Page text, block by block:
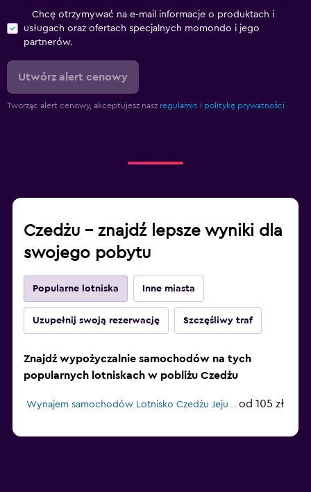
Chcę otrzymywać na e-mail informacje o produktach i
usługach oraz ofertach specjalnych momondo i jego
partnerów.
Utwórz alert cenowy
Tworząc alert cenowy, akceptujesz nasz regulamin i politykę prywatności.
Czedżu – znajdź lepsze wyniki dla
swojego pobytu
Popularne lotniska Inne miasta
Uzupełnij swoją rezerwację Szczęśliwy traf
Znajdź wypożyczalnie samochodów na tych
popularnych lotniskach w pobliżu Czedżu
Wynajem samochodów Lotnisko Czedżu Jeju od 105 zł